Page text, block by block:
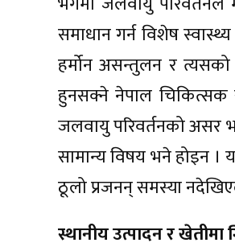
समाधान गर्न विशेष
हर्मोन असन्तुलन र
हुनसक्ने नेपाल चिकित्सक
जलवायु परिवर्तनको असर
सामान्य विषय भने होइन ।
ठूलो प्रजनन् समस्या
स्थानीय उत्पादन र खेतीमा